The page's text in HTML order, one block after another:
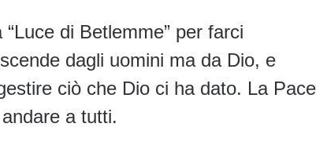
di Betlemme” per farci
dagli uomini ma da Dio, e
ciò che Dio ci ha dato. La Pace
a tutti.